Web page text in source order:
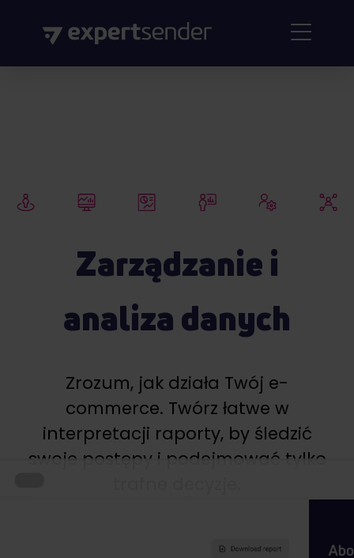
Zarządzanie i
analiza danych
Zrozum, jak działa Twój e-
commerce. Twórz łatwe w
interpretacji raporty, by śledzić
swoje postępy i podejmować tylko
Przetestuj bezpłatnie!